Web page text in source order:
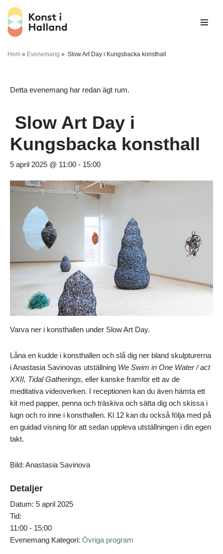
Hoppa
till
innehåll
Hem » Evenemang » Slow Art Day i Kungsbacka konsthall
Detta evenemang har redan ägt rum.
Slow Art Day i
Kungsbacka konsthall
5 april 2025 @ 11:00 - 15:00
Varva ner i konsthallen under Slow Art Day.
Låna en kudde i konsthallen och slå dig ner bland skulpturerna
i Anastasia Savinovas utställning We Swim in One Water / act
XXII, Tidal Gatherings, eller kanske framför ett av de
meditativa videoverken. I receptionen kan du även hämta ett
kit med papper, penna och träskiva och sätta dig och skissa i
lugn och ro inne i konsthallen. Kl 12 kan du också följa med på
en guidad visning för att sedan uppleva utställningen i din egen
takt.
Bild: Anastasia Savinova
Detaljer
Datum: 5 april 2025
Tid:
11:00 - 15:00
Evenemang Kategori: Övriga program